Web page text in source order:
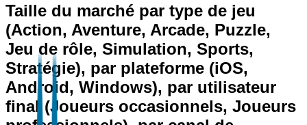
Taille du marché par type de jeu
(Action, Aventure, Arcade, Puzzle,
Jeu de rôle, Simulation, Sports,
Stratégie), par plateforme (iOS,
Android, Windows), par utilisateur
final (Joueurs occasionnels, Joueurs